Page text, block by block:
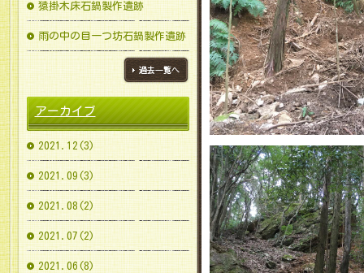
猿掛木床石鍋製作遺跡
雨の中の目一つ坊石鍋製作遺跡
ブログ一覧へ
アーカイブ
2021.12(3)
2021.09(3)
2021.08(2)
2021.07(2)
2021.06(8)